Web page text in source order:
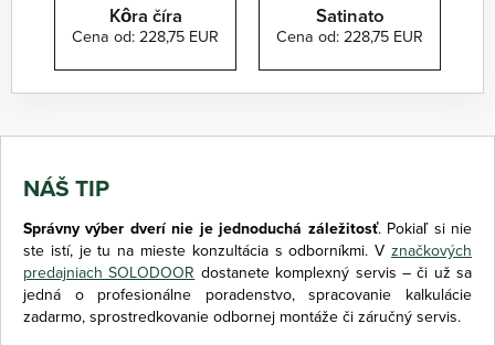
Kôra číra
Cena od: 228,75 EUR
Satinato
Cena od: 228,75 EUR
NÁŠ TIP
Správny výber dverí nie je jednoduchá záležitosť. Pokiaľ si nie
ste istí, je tu na mieste konzultácia s odborníkmi. V značkových
predajniach SOLODOOR dostanete komplexný servis – či už sa
jedná o profesionálne poradenstvo, spracovanie kalkulácie
zadarmo, sprostredkovanie odbornej montáže či záručný servis.